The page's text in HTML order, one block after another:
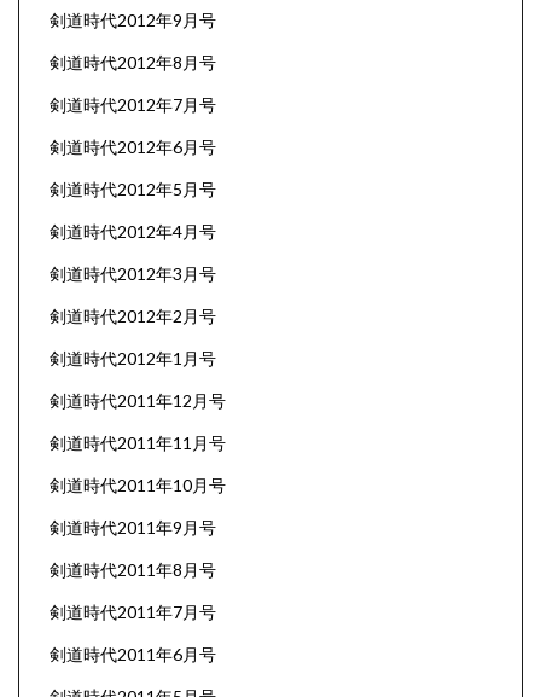
剣道時代2012年9月号
剣道時代2012年8月号
剣道時代2012年7月号
剣道時代2012年6月号
剣道時代2012年5月号
剣道時代2012年4月号
剣道時代2012年3月号
剣道時代2012年2月号
剣道時代2012年1月号
剣道時代2011年12月号
剣道時代2011年11月号
剣道時代2011年10月号
剣道時代2011年9月号
剣道時代2011年8月号
剣道時代2011年7月号
剣道時代2011年6月号